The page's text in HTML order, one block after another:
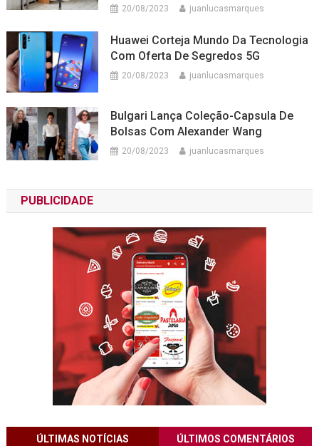
20/08/2023 juanlucasmarques
Huawei Corteja Mundo Da Tecnologia
Com Oferta De Segredos 5G
20/08/2023 juanlucasmarques
Bulgari Lança Coleção-Capsula De
Bolsas Com Alexander Wang
20/08/2023 juanlucasmarques
PUBLICIDADE
ÚLTIMAS NOTÍCIAS ÚLTIMOS COMENTÁRIOS